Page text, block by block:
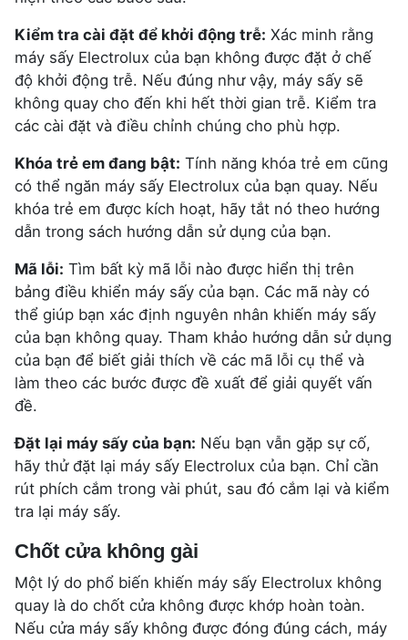
Kiểm tra cài đặt để khởi động trễ: Xác minh rằng
máy sấy Electrolux của bạn không được đặt ở chế
độ khởi động trễ. Nếu đúng như vậy, máy sấy sẽ
không quay cho đến khi hết thời gian trễ. Kiểm tra
các cài đặt và điều chỉnh chúng cho phù hợp.
Khóa trẻ em đang bật: Tính năng khóa trẻ em cũng
có thể ngăn máy sấy Electrolux của bạn quay. Nếu
khóa trẻ em được kích hoạt, hãy tắt nó theo hướng
dẫn trong sách hướng dẫn sử dụng của bạn.
Mã lỗi: Tìm bất kỳ mã lỗi nào được hiển thị trên
bảng điều khiển máy sấy của bạn. Các mã này có
thể giúp bạn xác định nguyên nhân khiến máy sấy
của bạn không quay. Tham khảo hướng dẫn sử dụng
của bạn để biết giải thích về các mã lỗi cụ thể và
làm theo các bước được đề xuất để giải quyết vấn
đề.
Đặt lại máy sấy của bạn: Nếu bạn vẫn gặp sự cố,
hãy thử đặt lại máy sấy Electrolux của bạn. Chỉ cần
rút phích cắm trong vài phút, sau đó cắm lại và kiểm
tra lại máy sấy.
Chốt cửa không gài
Một lý do phổ biến khiến máy sấy Electrolux không
quay là do chốt cửa không được khớp hoàn toàn.
Nếu cửa máy sấy không được đóng đúng cách, máy